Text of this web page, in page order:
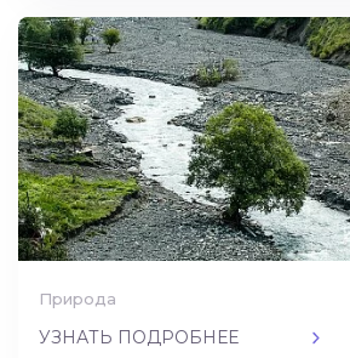
Природа
УЗНАТЬ ПОДРОБНЕЕ